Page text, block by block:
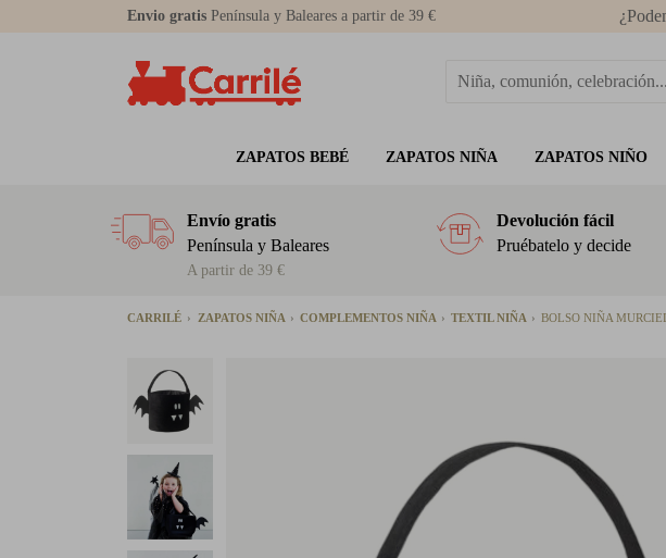
Envio gratis Península y Baleares a partir de 39 €
ZAPATOS BEBÉ ZAPATOS NIÑA ZAPATOS NIÑO
Envío gratis
Península y Baleares
A partir de 39 €
Devolución fácil
Pruébatelo y decide
CARRILÉ ZAPATOS NIÑA COMPLEMENTOS NIÑA TEXTIL NIÑA BOLSO NIÑA